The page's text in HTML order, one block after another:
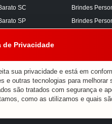
SC
SP
MG
PR
Brindes
Brindes
Brindes
de Privacidade
sua privacidade e está em
e outras tecnologias para
são tratados com segurança e
como as utilizamos e quais